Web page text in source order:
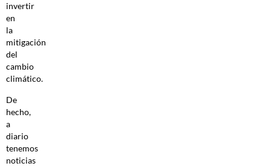
invertir
en
la
mitigación
del
cambio
climático.
De
hecho,
a
diario
tenemos
noticias